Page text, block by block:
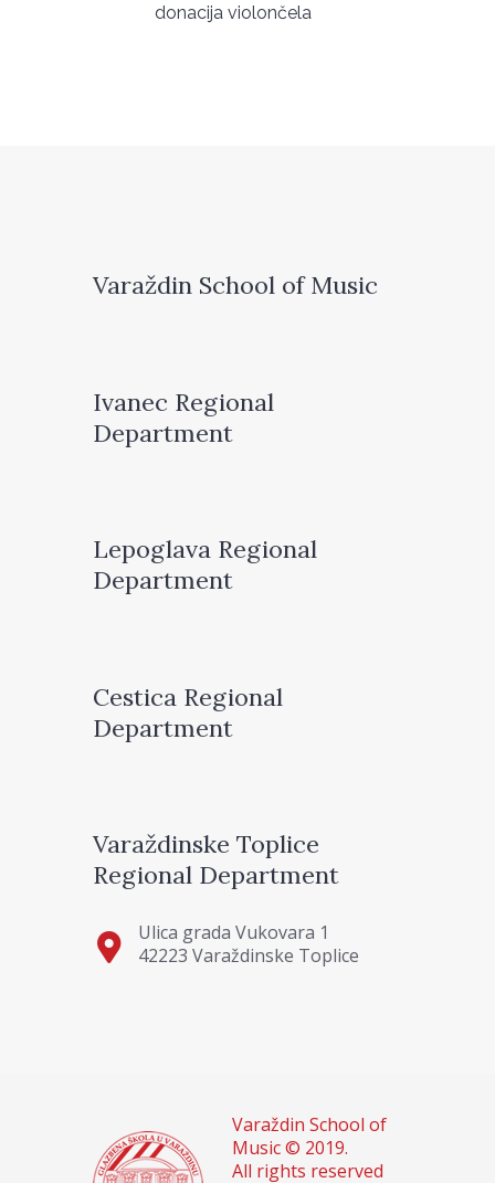
donacija violončela
Varaždin School of Music
Ivanec Regional
Department
Lepoglava Regional
Department
Cestica Regional
Department
Varaždinske Toplice
Regional Department
Ulica grada Vukovara 1
42223 Varaždinske Toplice
Varaždin School of
Music © 2019.
All rights reserved